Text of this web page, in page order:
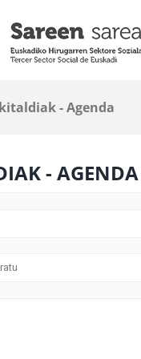
- Agenda
- AGENDA